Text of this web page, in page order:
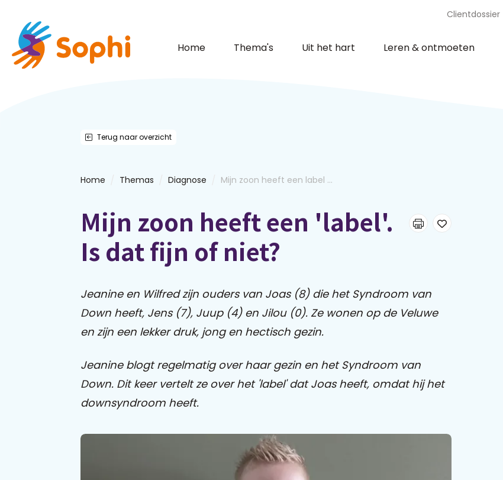
Clientdossier
Home Thema's Uit het hart Leren & ontmoeten
Terug naar overzicht
Home Themas Diagnose Mijn zoon heeft een label ...
Mijn zoon heeft een 'label'.
Is dat fijn of niet?
Jeanine en Wilfred zijn ouders van Joas (8) die het Syndroom van
Down heeft, Jens (7), Juup (4) en Jilou (0). Ze wonen op de Veluwe
en zijn een lekker druk, jong en hectisch gezin.
Jeanine blogt regelmatig over haar gezin en het Syndroom van
Down. Dit keer vertelt ze over het 'label' dat Joas heeft, omdat hij het
downsyndroom heeft.